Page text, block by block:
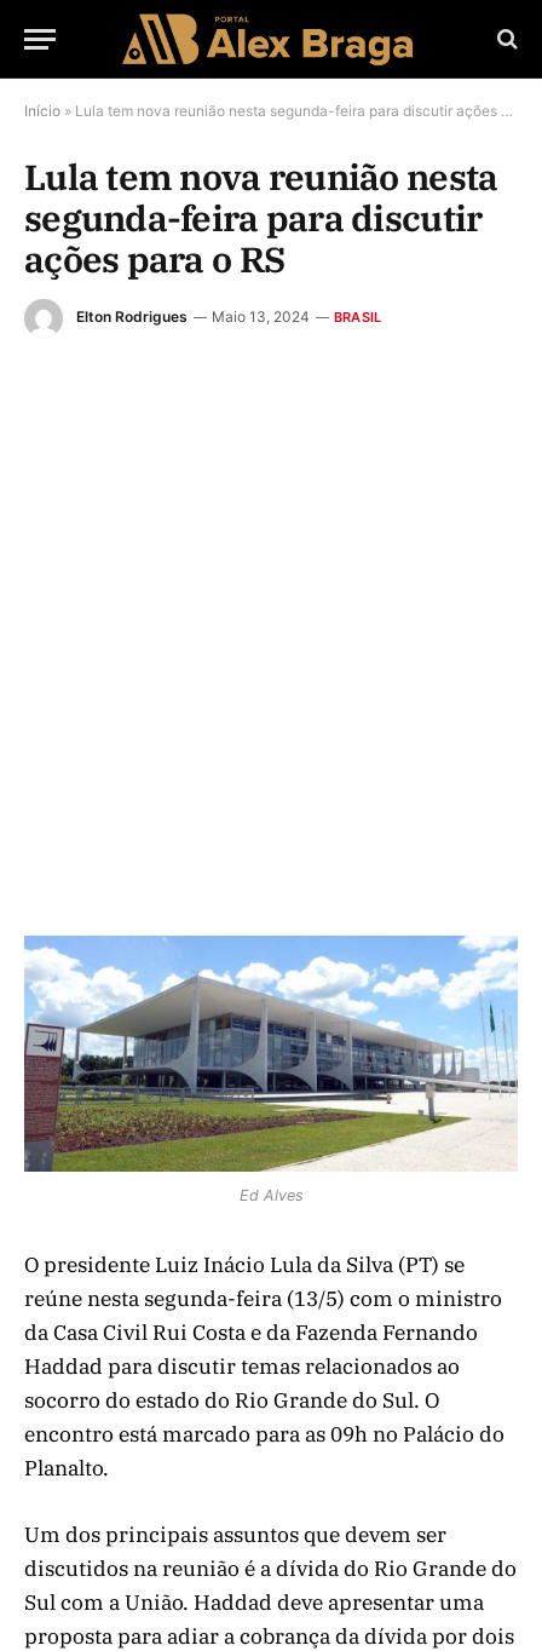
Início » Lula tem nova reunião nesta segunda-feira para discutir ações para o RS
Lula tem nova reunião nesta
segunda-feira para discutir
ações para o RS
Elton Rodrigues Maio 13, 2024 BRASIL
Ed Alves
O presidente Luiz Inácio Lula da Silva (PT) se
reúne nesta segunda-feira (13/5) com o ministro
da Casa Civil Rui Costa e da Fazenda Fernando
Haddad para discutir temas relacionados ao
socorro do estado do Rio Grande do Sul. O
encontro está marcado para as 09h no Palácio do
Planalto.
Um dos principais assuntos que devem ser
discutidos na reunião é a dívida do Rio Grande do
Sul com a União. Haddad deve apresentar uma
proposta para adiar a cobrança da dívida por dois